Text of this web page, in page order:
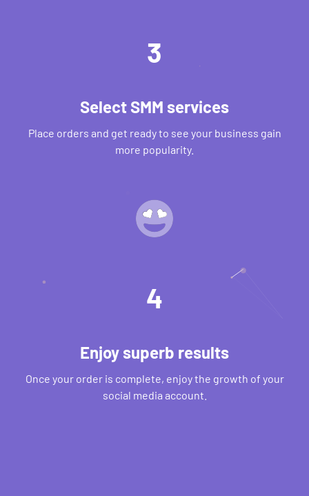
3
Select SMM services
Place orders and get ready to see your business gain
more popularity.
4
Enjoy superb results
Once your order is complete, enjoy the growth of your
social media account.